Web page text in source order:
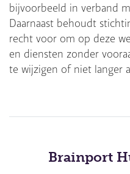
bijvoorbeeld in verband
Daarnaast behoudt
recht voor om op deze
en diensten zonder
te wijzigen of niet langer
Brainport